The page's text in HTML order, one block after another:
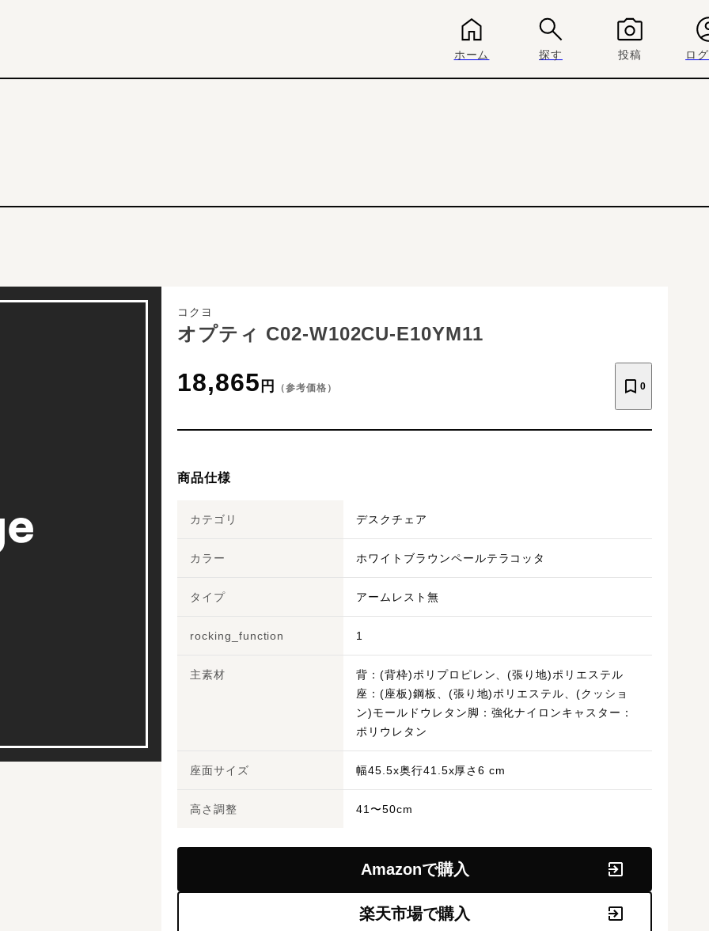
ホーム 探す 投稿 ロ
コクヨ
オプティ C02-W102CU-E10YM11
18,865 円 （参考価格） 0
商品仕様
カテゴリ デスクチェア
カラー ホワイトブラウンペールテラコッタ
タイプ アームレスト無
rocking_function 1
主素材
背：(背枠)ポリプロピレン、(張り地)ポリエステル
座：(座板)鋼板、(張り地)ポリエステル、(クッショ
ン)モールドウレタン脚：強化ナイロンキャスター：
ポリウレタン
座面サイズ 幅45.5x奥行41.5x厚さ6 cm
高さ調整 41〜50cm
Amazonで購入
楽天市場で購入